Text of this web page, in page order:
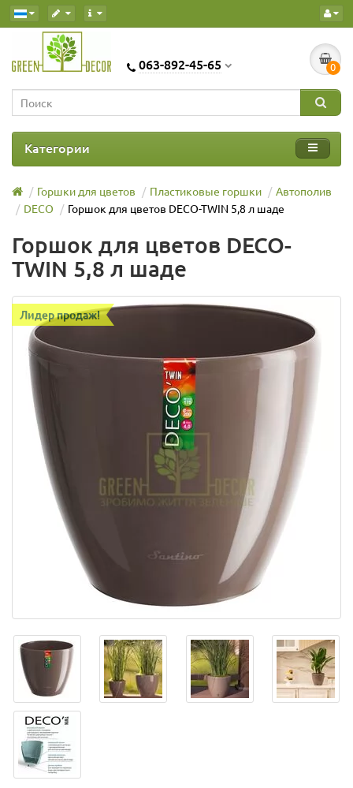
063-892-45-65 0
Категории
Горшки для цветов Пластиковые горшки
Автополив
DECO
Горшок для цветов DECO-TWIN 5,8 л шаде
Горшок для цветов DECO-
TWIN 5,8 л шаде
Лидер продаж!